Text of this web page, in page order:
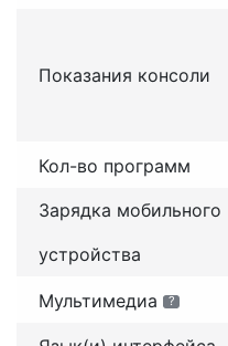
Показания консоли
Кол-во программ
Зарядка мобильного
устройства
Мультимедиа ?